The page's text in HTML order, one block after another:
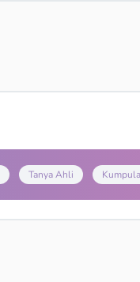
Tanya Ahli